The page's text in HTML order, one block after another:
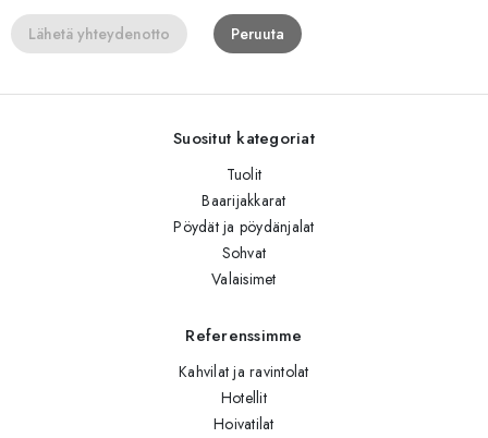
Lähetä yhteydenotto Peruuta
Suositut kategoriat
Tuolit
Baarijakkarat
Pöydät ja pöydänjalat
Sohvat
Valaisimet
Referenssimme
Kahvilat ja ravintolat
Hotellit
Hoivatilat